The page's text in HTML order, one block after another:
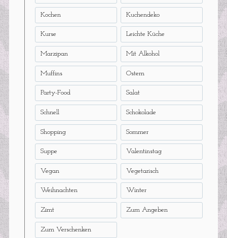
Kochen Kuchendeko
Kurse Leichte Küche
Marzipan Mit Alkohol
Muffins Ostern
Party-Food Salat
Schnell Schokolade
Shopping Sommer
Suppe Valentinstag
Vegan Vegetarisch
Weihnachten Winter
Zimt Zum Angeben
Zum Verschenken